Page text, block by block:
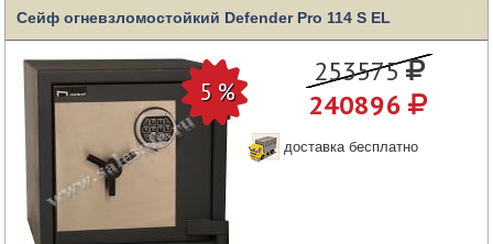
Сейф огневзломостойкий Defender Pro 114 S EL
253575
240896
доставка бесплатно